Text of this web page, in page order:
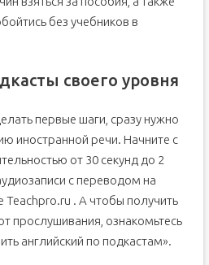
без учебников в
своего уровня
первые шаги, сразу нужно
иностранной речи. Начните с
от 30 секунд до 2
с переводом на
Teachpro.ru . А чтобы получить
прослушивания, ознакомьтесь
английский по подкастам».